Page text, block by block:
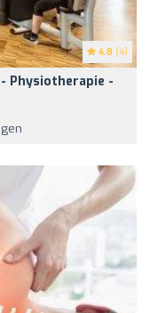
4.8 (4)
Physiotherapie -